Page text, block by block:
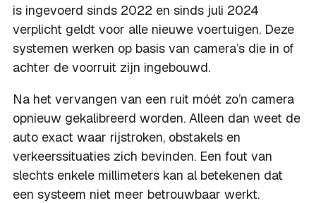
is ingevoerd sinds 2022 en sinds juli 2024
verplicht geldt voor alle nieuwe voertuigen. Deze
systemen werken op basis van camera’s die in of
achter de voorruit zijn ingebouwd.
Na het vervangen van een ruit móét zo’n camera
opnieuw gekalibreerd worden. Alleen dan weet de
auto exact waar rijstroken, obstakels en
verkeerssituaties zich bevinden. Een fout van
slechts enkele millimeters kan al betekenen dat
een systeem niet meer betrouwbaar werkt.